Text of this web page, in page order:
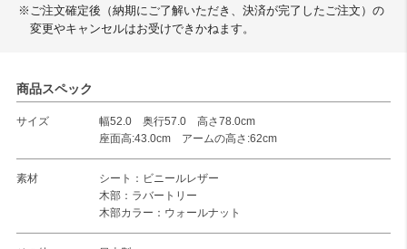
※ご注文確定後（納期にご了解いただき、決済が完了したご注文）の
変更やキャンセルはお受けできかねます。
商品スペック
サイズ
幅52.0 奥行57.0 高さ78.0cm
座面高:43.0cm アームの高さ:62cm
素材
シート：ビニールレザー
木部：ラバートリー
木部カラー：ウォールナット